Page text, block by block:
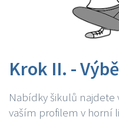
Krok II. -
Nabídky šikulů najdete
vaším profilem v horní